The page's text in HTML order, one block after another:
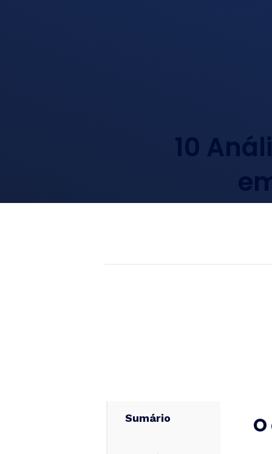
10
Sumário O